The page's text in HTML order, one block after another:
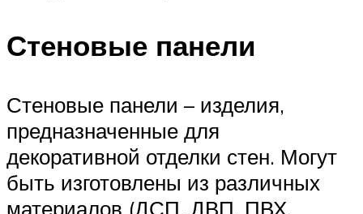
Стеновые панели
Стеновые панели – изделия,
предназначенные для
декоративной отделки стен. Могут
быть изготовлены из различных
материалов (ДСП, ДВП, ПВХ,